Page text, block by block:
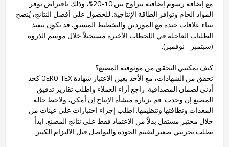
مع إضافة رسوم إضافية تتراوح بين 10-20%، وذلك بافتراض توفر
المواد الخام وتوافر الطاقة الإنتاجية. للحصول على أفضل النتائج، يُنصح
ببناء علاقات جيدة مع الموردين والتخطيط المسبق. قد يكون تنفيذ
الطلبات العاجلة في اللحظات الأخيرة مستحيلاً خلال موسم الذروة
(سبتمبر - نوفمبر).
كيف يمكنني التحقق من موثوقية المصنع؟
تحقق من الشهادات، مع الأخذ بعين الاعتبار شهادة OEKO-TEX كحد
أدنى لضمان المصداقية. راجع آراء العملاء واطلب تقارير تدقيق
المصنع إن وجدت. قم بزيارة منشأة الإنتاج إن أمكن، ولاحظ حالة
المعدات ونظافتها وتنظيمها. اطلب إجراء اختبارات على عينات من
خلال مختبر مستقل بدلاً من الاعتماد فقط على نتائج المصنع. ابدأ
بطلب تجريبي صغير لتقييم الجودة والتواصل قبل الالتزام الكبير.